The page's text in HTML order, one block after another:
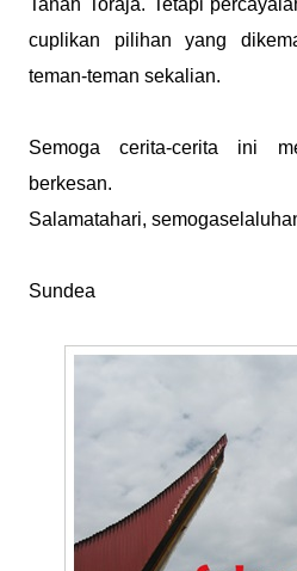
Tanah Toraja. Tetapi
cuplikan pilihan yang
teman-teman sekalian.
Semoga cerita-cerita ini
berkesan.
Salamatahari,
Sundea